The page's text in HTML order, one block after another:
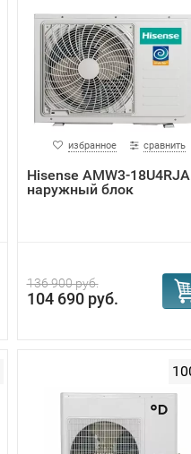
избранное сравнить
Hisense AMW3-
наружный блок
136 900 руб.
104 690 руб.